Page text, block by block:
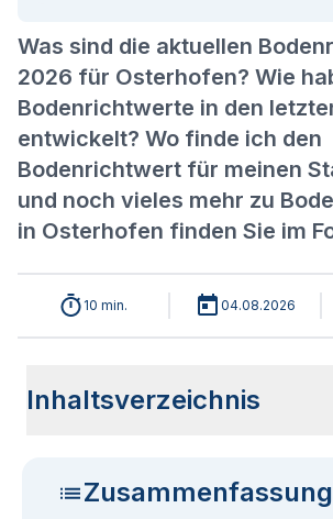
Was sind die aktuellen
2026 für Osterhofen? Wie
Bodenrichtwerte in den
entwickelt? Wo finde ich den
Bodenrichtwert für meinen
und noch vieles mehr zu
in Osterhofen finden Sie im
10 min. 04.08.2026
Inhaltsverzeichnis
Bodenrichtwerten gleichzusetzen?
Osterhofen?
OsterhofenZusammenfassung